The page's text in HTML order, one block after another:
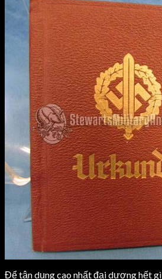
Để tận dụng cao nhất đại dương hết gì